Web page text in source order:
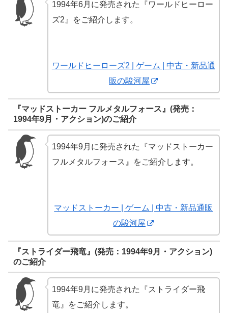
1994年6月に発売された『ワールドヒーロー
ズ2』をご紹介します。
ワールドヒーローズ2 | ゲーム | 中古・新品通
販の駿河屋
『マッドストーカー フルメタルフォース』(発売：
1994年9月・アクション)のご紹介
1994年9月に発売された『マッドストーカー
フルメタルフォース』をご紹介します。
マッドストーカー | ゲーム | 中古・新品通販
の駿河屋
『ストライダー飛竜』(発売：1994年9月・アクション)
のご紹介
1994年9月に発売された『ストライダー飛
竜』をご紹介します。